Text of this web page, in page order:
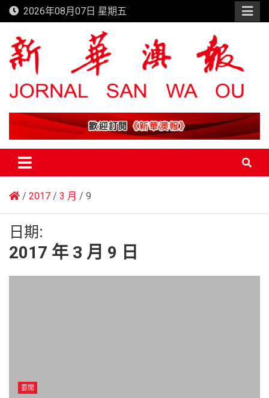
Skip
to
content
2026年08月07日 星期五
新華澳報
2017 3 月 9
日期:
2017 年 3 月 9 日
要聞